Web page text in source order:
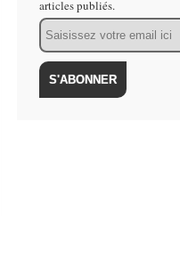
articles publiés.
Email